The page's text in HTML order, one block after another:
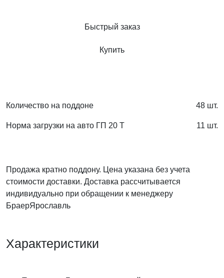
Быстрый заказ
Купить
Количество на поддоне 48 шт.
Норма загрузки на авто ГП 20 Т 11 шт.
Продажа кратно поддону. Цена указана без учета
стоимости доставки. Доставка рассчитывается
индивидуально при обращении к менеджеру
БраерЯрославль
Характеристики